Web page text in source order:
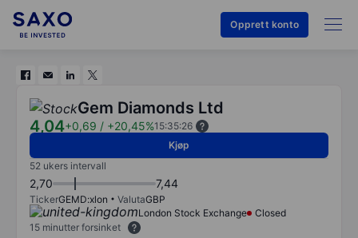
Opprett konto
Gem Diamonds Ltd
4,04+0,69 / +20,45%15:35:26
Kjøp
52 ukers intervall
2,70 7,44
TickerGEMD:xlon ValutaGBP
London Stock Exchange
Closed
15 minutter forsinket